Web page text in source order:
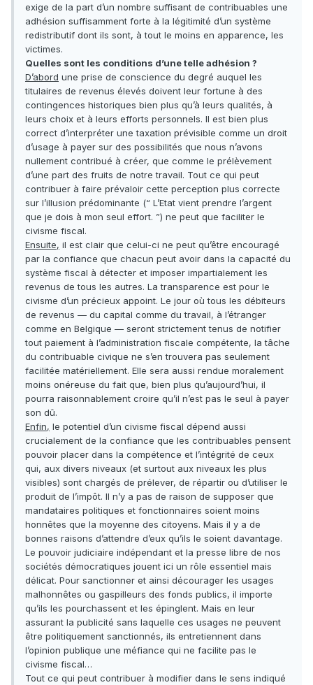
exige de la part d’un nombre suffisant de contribuables une
adhésion suffisamment forte à la légitimité d’un système
redistributif dont ils sont, à tout le moins en apparence, les
victimes.
Quelles sont les conditions d’une telle adhésion ?
D’abord une prise de conscience du degré auquel les
titulaires de revenus élevés doivent leur fortune à des
contingences historiques bien plus qu’à leurs qualités, à
leurs choix et à leurs efforts personnels. Il est bien plus
correct d’interpréter une taxation prévisible comme un droit
d’usage à payer sur des possibilités que nous n’avons
nullement contribué à créer, que comme le prélèvement
d’une part des fruits de notre travail. Tout ce qui peut
contribuer à faire prévaloir cette perception plus correcte
sur l’illusion prédominante (“ L’Etat vient prendre l’argent
que je dois à mon seul effort. ”) ne peut que faciliter le
civisme fiscal.
Ensuite, il est clair que celui-ci ne peut qu’être encouragé
par la confiance que chacun peut avoir dans la capacité du
système fiscal à détecter et imposer impartialement les
revenus de tous les autres. La transparence est pour le
civisme d’un précieux appoint. Le jour où tous les débiteurs
de revenus — du capital comme du travail, à l’étranger
comme en Belgique — seront strictement tenus de notifier
tout paiement à l’administration fiscale compétente, la tâche
du contribuable civique ne s’en trouvera pas seulement
facilitée matériellement. Elle sera aussi rendue moralement
moins onéreuse du fait que, bien plus qu’aujourd’hui, il
pourra raisonnablement croire qu’il n’est pas le seul à payer
son dû.
Enfin, le potentiel d’un civisme fiscal dépend aussi
crucialement de la confiance que les contribuables pensent
pouvoir placer dans la compétence et l’intégrité de ceux
qui, aux divers niveaux (et surtout aux niveaux les plus
visibles) sont chargés de prélever, de répartir ou d’utiliser le
produit de l’impôt. Il n’y a pas de raison de supposer que
mandataires politiques et fonctionnaires soient moins
honnêtes que la moyenne des citoyens. Mais il y a de
bonnes raisons d’attendre d’eux qu’ils le soient davantage.
Le pouvoir judiciaire indépendant et la presse libre de nos
sociétés démocratiques jouent ici un rôle essentiel mais
délicat. Pour sanctionner et ainsi décourager les usages
malhonnêtes ou gaspilleurs des fonds publics, il importe
qu’ils les pourchassent et les épinglent. Mais en leur
assurant la publicité sans laquelle ces usages ne peuvent
être politiquement sanctionnés, ils entretiennent dans
l’opinion publique une méfiance qui ne facilite pas le
civisme fiscal…
Tout ce qui peut contribuer à modifier dans le sens indiqué